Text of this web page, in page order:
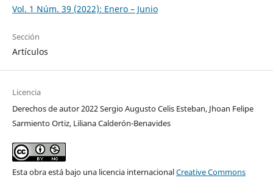
Vol. 1 Núm. 39 (2022): Enero – Junio
Sección
Artículos
Licencia
Derechos de autor 2022 Sergio Augusto Celis Esteban, Jhoan Felipe
Sarmiento Ortiz, Liliana Calderón-Benavides
Esta obra está bajo una licencia internacionalCreative Commons